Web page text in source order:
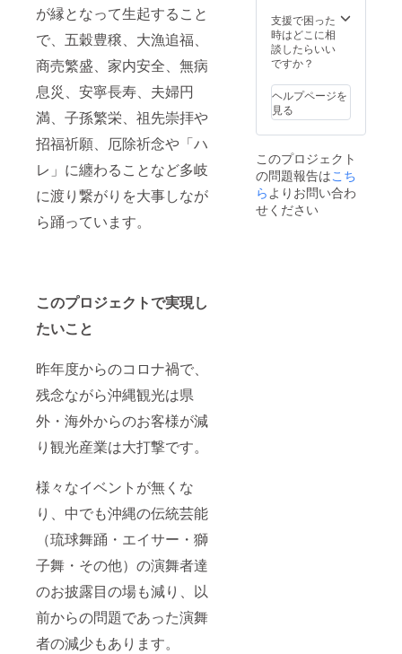
が縁となって生起すること
で、五穀豊穣、大漁追福、
商売繁盛、家内安全、無病
息災、安寧長寿、夫婦円
満、子孫繁栄、祖先崇拝や
招福祈願、厄除祈念や「ハ
レ」に纏わることなど多岐
に渡り繋がりを大事しなが
ら踊っています。
このプロジェクトで実現し
たいこと
昨年度からのコロナ禍で、
残念ながら沖縄観光は県
外・海外からのお客様が減
り観光産業は大打撃です。
様々なイベントが無くな
り、中でも沖縄の伝統芸能
（琉球舞踊・エイサー・獅
子舞・その他）の演舞者達
のお披露目の場も減り、以
前からの問題であった演舞
者の減少もあります。
（紅型
＋絣）×
ペアー
1SET ④
(ﾊﾅｶｻ〜
ｼﾞｭ)×1
コ ⑤沖
縄菓子
すこ
う） ※A
コー
ス 又
は B
寿(ﾊﾅｶ
ｻ〜
ｼﾞｭ)×1
コ ⑦沖
（ちん
すこ
う）
or
【Bコー
ス】 ①
お礼文
（感謝
支援で困った
時はどこに相
談したらいい
ですか？
ヘルプページを
見る
このプロジェクト
の問題報告はこち
らよりお問い合わ
せください